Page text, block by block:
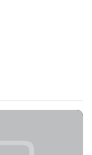
กระทู้ก็ไม่ควรเอา
จะหาคนมาชี้แจง
มากกว่านี้